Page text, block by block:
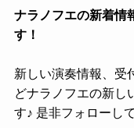
ナラノフエの新着情
す！
新しい演奏情報、受
どナラノフエの新し
す♪ 是非フォローし